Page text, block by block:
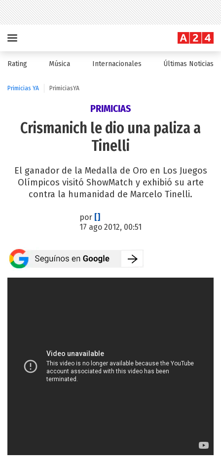
Rating Música Internacionales Últimas Noticias
Primicias YA PrimiciasYA
PRIMICIAS
Crismanich le dio una paliza a
Tinelli
El ganador de la Medalla de Oro en Los Juegos
Olímpicos visitó ShowMatch y exhibió su arte
contra la humanidad de Marcelo Tinelli.
por []
17 ago 2012, 00:51